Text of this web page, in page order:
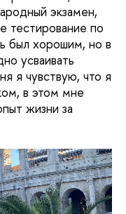
экзамен,
тестирование по
был хорошим, но в
усваивать
я чувствую, что я
в этом мне
жизни за